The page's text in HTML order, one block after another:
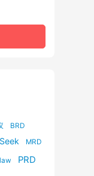
BRD
MRD
PRD